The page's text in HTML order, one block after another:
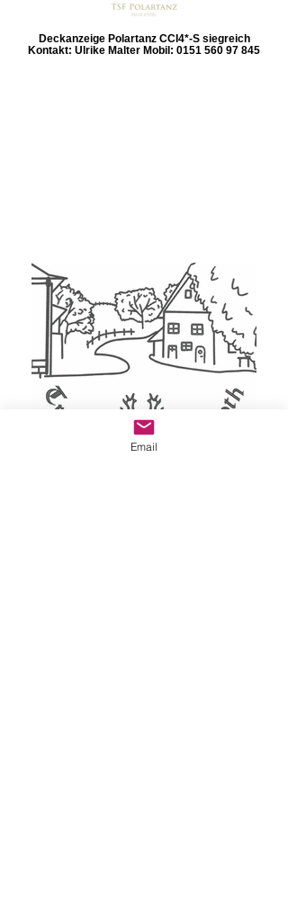
Deckanzeige Polartanz CCI4*-S siegreich
Kontakt: Ulrike Malter Mobil: 0151 560 97 845
Email